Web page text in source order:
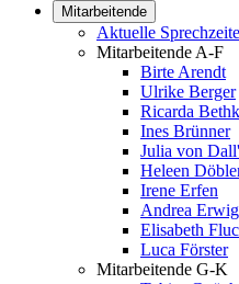
Mitarbeitende
Aktuelle
Mitarbeitende A-F
Birte Arendt
Ulrike Berger
Ricarda
Ines Brünner
Julia von
Heleen
Irene Erfen
Andrea Erwig
Elisabeth
Luca Förster
Mitarbeitende G-K